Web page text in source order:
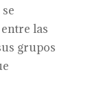
las
grupos